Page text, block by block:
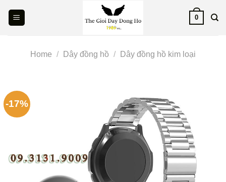
0
Home / Dây đồng hồ / Dây đồng hồ kim loại
-17%